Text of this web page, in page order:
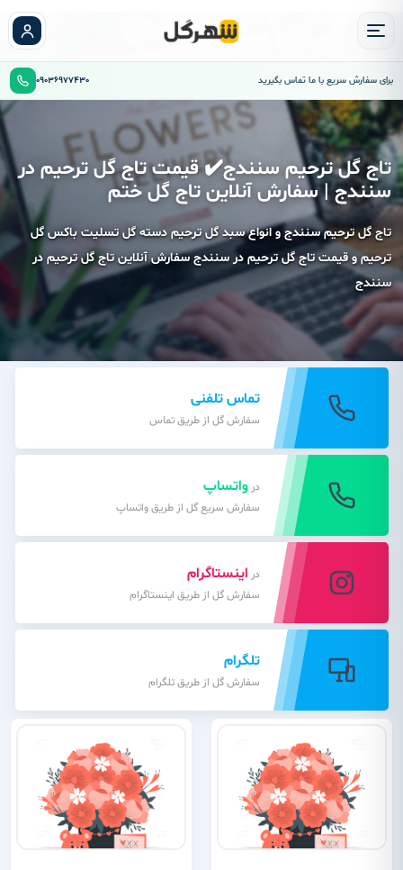
برای سفارش سریع با ما تماس بگیرید 09036977430
تاج گل ترحیم سنندج✔️ قیمت تاج گل ترحیم در
سنندج | سفارش آنلاین تاج گل ختم
تاج گل ترحیم سنندج و انواع سبد گل ترحیم دسته گل تسلیت باکس گل
ترحیم و قیمت تاج گل ترحیم در سنندج سفارش آنلاین تاج گل ترحیم در
سنندج
تماس تلفنی
سفارش گل از طریق تماس
در واتساپ
سفارش سریع گل از طریق واتساپ
در اینستاگرام
سفارش گل از طریق اینستاگرام
تلگرام
سفارش گل از طریق تلگرام